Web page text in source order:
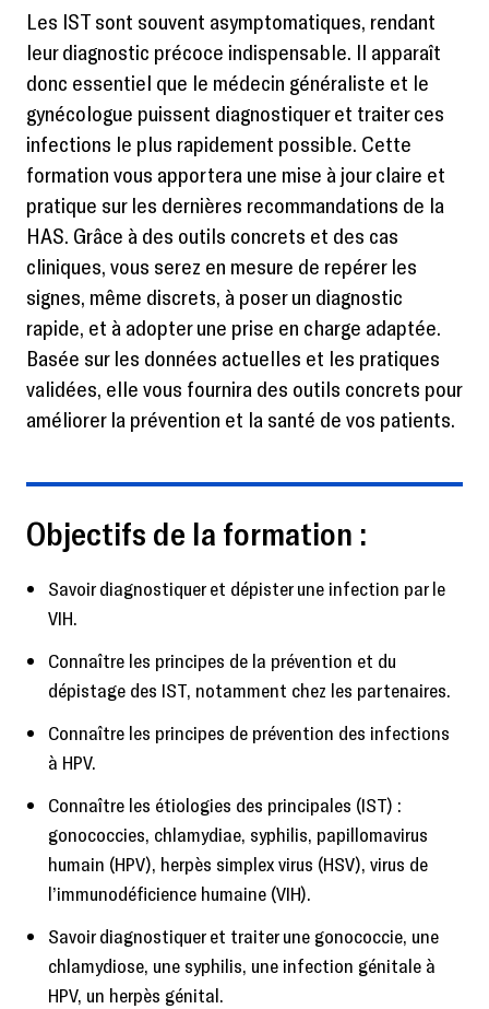
Les IST sont souvent asymptomatiques, rendant
leur diagnostic précoce indispensable. Il apparaît
donc essentiel que le médecin généraliste et le
gynécologue puissent diagnostiquer et traiter ces
infections le plus rapidement possible. Cette
formation vous apportera une mise à jour claire et
pratique sur les dernières recommandations de la
HAS. Grâce à des outils concrets et des cas
cliniques, vous serez en mesure de repérer les
signes, même discrets, à poser un diagnostic
rapide, et à adopter une prise en charge adaptée.
Basée sur les données actuelles et les pratiques
validées, elle vous fournira des outils concrets pour
améliorer la prévention et la santé de vos patients.
Objectifs de la formation :
Savoir diagnostiquer et dépister une infection par le
VIH.
Connaître les principes de la prévention et du
dépistage des IST, notamment chez les partenaires.
Connaître les principes de prévention des infections
à HPV.
Connaître les étiologies des principales (IST) :
gonococcies, chlamydiae, syphilis, papillomavirus
humain (HPV), herpès simplex virus (HSV), virus de
l’immunodéficience humaine (VIH).
Savoir diagnostiquer et traiter une gonococcie, une
chlamydiose, une syphilis, une infection génitale à
HPV, un herpès génital.